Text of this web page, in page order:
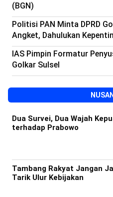
(BGN)
Politisi PAN Minta DPRD
Angket, Dahulukan
IAS Pimpin Formatur
Golkar Sulsel
Dua Survei, Dua Wajah
terhadap Prabowo
Tambang Rakyat Jangan
Tarik Ulur Kebijakan